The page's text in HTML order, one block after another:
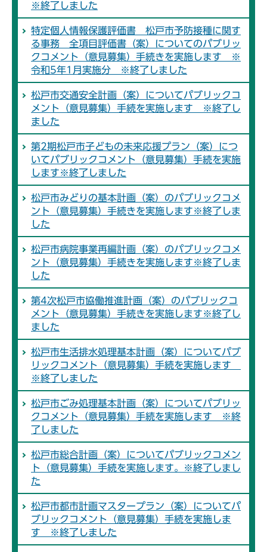
※終了しました
特定個人情報保護評価書 松戸市予防接種に関す
る事務 全項目評価書（案）についてのパブリッ
クコメント（意見募集）手続きを実施します ※
令和5年1月実施分 ※終了しました
松戸市交通安全計画（案）についてパブリックコ
メント（意見募集）手続を実施します ※終了し
ました
第2期松戸市子どもの未来応援プラン（案）につ
いてパブリックコメント（意見募集）手続を実施
します※終了しました
松戸市みどりの基本計画（案）のパブリックコメ
ント（意見募集）手続きを実施します※終了しま
した
松戸市病院事業再編計画（案）のパブリックコメ
ント（意見募集）手続きを実施します※終了しま
した
第4次松戸市協働推進計画（案）のパブリックコ
メント（意見募集）手続きを実施します※終了し
ました
松戸市生活排水処理基本計画（案）についてパブ
リックコメント（意見募集）手続を実施します
※終了しました
松戸市ごみ処理基本計画（案）についてパブリッ
クコメント（意見募集）手続を実施します ※終
了しました
松戸市総合計画（案）についてパブリックコメン
ト（意見募集）手続を実施します。※終了しまし
た
松戸市都市計画マスタープラン（案）についてパ
ブリックコメント（意見募集）手続を実施しま
す ※終了しました